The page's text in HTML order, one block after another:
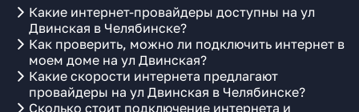
Какие интернет-провайдеры доступны на ул
Двинская в Челябинске?
Как проверить, можно ли подключить интернет в
моем доме на ул Двинская?
Какие скорости интернета предлагают
провайдеры на ул Двинская в Челябинске?
Сколько стоит подключение интернета и